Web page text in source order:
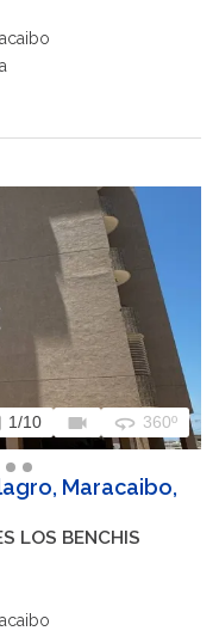
1/10 videocam 360 360º
Maracaibo,
VENTA APARTAMENTO EN EDIF.RES LOS BENCHIS